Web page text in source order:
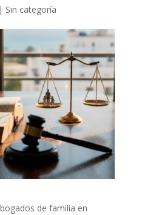
| Sin categoría
de familia en